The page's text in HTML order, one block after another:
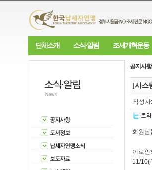
단체소개 소식·알림 조세개혁운동
공지사항
[시스
작성자:
회원
이로인
11/10(